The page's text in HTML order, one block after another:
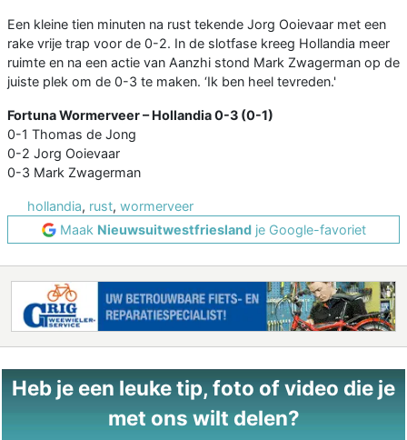
Een kleine tien minuten na rust tekende Jorg Ooievaar met een
rake vrije trap voor de 0-2. In de slotfase kreeg Hollandia meer
ruimte en na een actie van Aanzhi stond Mark Zwagerman op de
juiste plek om de 0-3 te maken. ‘Ik ben heel tevreden.'
Fortuna Wormerveer – Hollandia 0-3 (0-1)
0-1 Thomas de Jong
0-2 Jorg Ooievaar
0-3 Mark Zwagerman
hollandia, rust, wormerveer
Maak Nieuwsuitwestfrieslandje Google-favoriet
Heb je een leuke tip, foto of video die je
met ons wilt delen?